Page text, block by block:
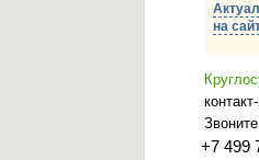
на
+7 499